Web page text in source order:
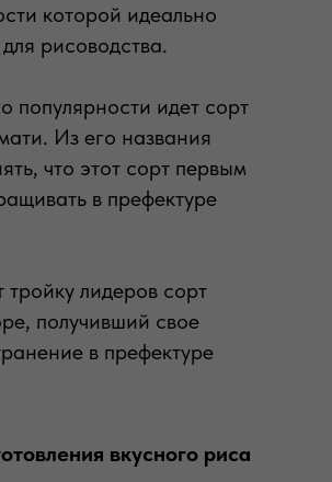
которой идеально
рисоводства.
популярности идет сорт
Из его названия
что этот сорт первым
в префектуре
тройку лидеров сорт
получивший свое
в префектуре
вкусного риса